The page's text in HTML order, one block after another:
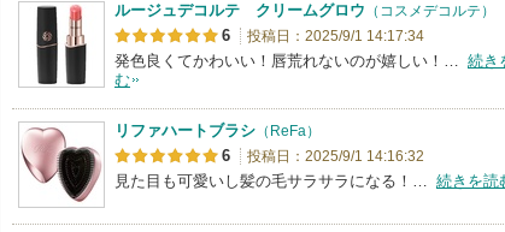
ルージュデコルテ クリームグロウ （コスメデコルテ）
6 投稿日：2025/9/1 14:17:34
発色良くてかわいい！唇荒れないのが嬉しい！… 続き
む
リファハートブラシ （ReFa）
6 投稿日：2025/9/1 14:16:32
見た目も可愛いし髪の毛サラサラになる！… 続きを読